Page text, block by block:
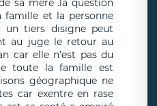
sa mère .la question
et la personne
un tiers disigne peut
au juge le retour au
car elle n'est pas du
toute la famille est
géographique ne
car exentre en rase